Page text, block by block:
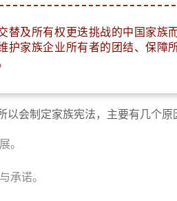
替及所有权更迭挑战的中国家族
护家族企业所有者的团结、保障
以会制定家族宪法，主要有几个
。
承诺。